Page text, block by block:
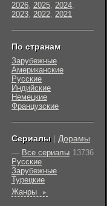
2026, 2025, 2024,
2023, 2022, 2021
По странам
Зарубежные
Американские
Русские
Индийские
Немецкие
Французские
Сериалы | Дорамы
— Все сериалы 13736
Русские
Зарубежные
Турецкие
Жанры
►